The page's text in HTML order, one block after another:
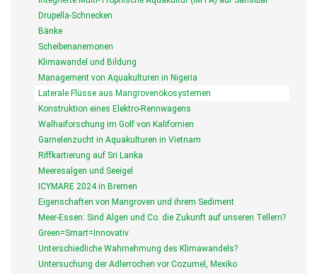
Drupella-Schnecken
Bänke
Scheibenanemonen
Klimawandel und Bildung
Management von Aquakulturen in Nigeria
Laterale Flüsse aus Mangrovenökosystemen
Konstruktion eines Elektro-Rennwagens
Walhaiforschung im Golf von Kalifornien
Garnelenzucht in Aquakulturen in Vietnam
Riffkartierung auf Sri Lanka
Meeresalgen und Seeigel
ICYMARE 2024 in Bremen
Eigenschaften von Mangroven und ihrem Sediment
Meer-Essen: Sind Algen und Co. die Zukunft auf unseren Tellern?
Green=Smart=Innovativ
Unterschiedliche Wahrnehmung des Klimawandels?
Untersuchung der Adlerrochen vor Cozumel, Mexiko